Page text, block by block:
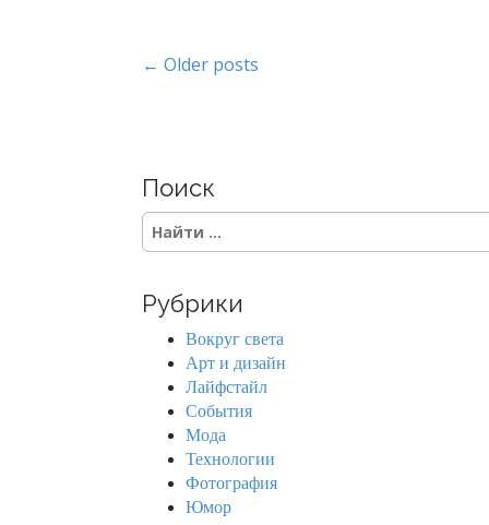
P
t
s
n
a
← Older posts
Поиск
S
e
c
Рубрики
Вокруг света
Арт и дизайн
Лайфстайл
События
Мода
Технологии
Фотография
Юмор